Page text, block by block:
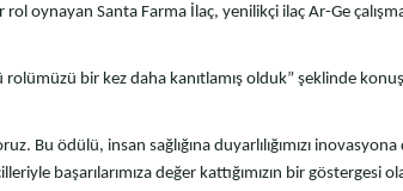
oynayan Santa Farma İlaç, yenilikçi ilaç Ar-Ge
rolümüzü bir kez daha kanıtlamış olduk” şeklinde
ödülü, insan sağlığına duyarlılığımızı inovasyona
başarılarımıza değer kattığımızın bir göstergesi